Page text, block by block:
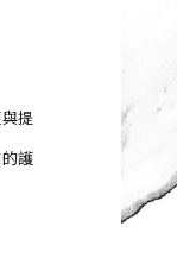
提
護